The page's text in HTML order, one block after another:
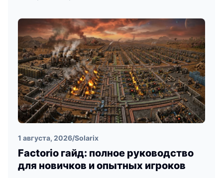
1 августа, 2026/Solarix
Factorio гайд: полное руководство
для новичков и опытных игроков